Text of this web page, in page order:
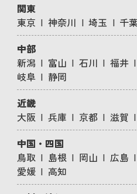
関東
東京
神奈川 埼玉 千
中部
新潟
富山 石川 福井
岐阜
静岡
近畿
大阪
兵庫 京都 滋賀
中国・四国
鳥取
島根 岡山 広島
愛媛
高知